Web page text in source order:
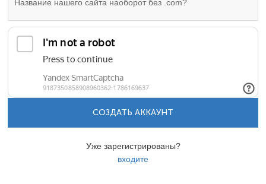
СОЗДАТЬ АККАУНТ
Уже зарегистрированы?
входите